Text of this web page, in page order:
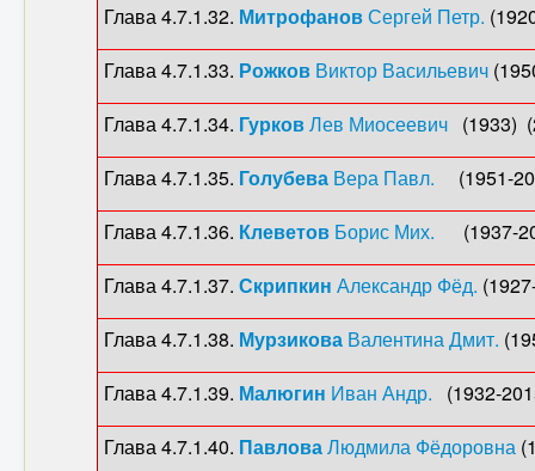
Глава 4.7.1.32. МитрофановСергей Петр.
Глава 4.7.1.33. Рожков Виктор Васильевич
Глава 4.7.1.34. ГурковЛев Миосеевич (1933)
Глава 4.7.1.35. Голубева Вера Павл. (1951-
Глава 4.7.1.36. Клеветов Борис Мих. (1937-
Глава 4.7.1.37. Скрипкин Александр Фёд.
Глава 4.7.1.38. Мурзикова Валентина Дмит.
Глава 4.7.1.39. Малюгин Иван Андр. (1932-
Глава 4.7.1.40. ПавловаЛюдмила Фёдоровна